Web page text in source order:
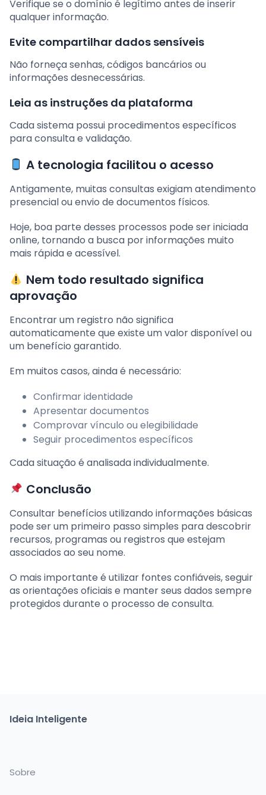
Verifique se o domínio é legítimo antes de inserir
qualquer informação.
Evite compartilhar dados sensíveis
Não forneça senhas, códigos bancários ou
informações desnecessárias.
Leia as instruções da plataforma
Cada sistema possui procedimentos específicos
para consulta e validação.
A tecnologia facilitou o acesso
Antigamente, muitas consultas exigiam atendimento
presencial ou envio de documentos físicos.
Hoje, boa parte desses processos pode ser iniciada
online, tornando a busca por informações muito
mais rápida e acessível.
Nem todo resultado significa
aprovação
Encontrar um registro não significa
automaticamente que existe um valor disponível ou
um benefício garantido.
Em muitos casos, ainda é necessário:
Confirmar identidade
Apresentar documentos
Comprovar vínculo ou elegibilidade
Seguir procedimentos específicos
Cada situação é analisada individualmente.
Conclusão
Consultar benefícios utilizando informações básicas
pode ser um primeiro passo simples para descobrir
recursos, programas ou registros que estejam
associados ao seu nome.
O mais importante é utilizar fontes confiáveis, seguir
as orientações oficiais e manter seus dados sempre
protegidos durante o processo de consulta.
Ideia Inteligente
Sobre